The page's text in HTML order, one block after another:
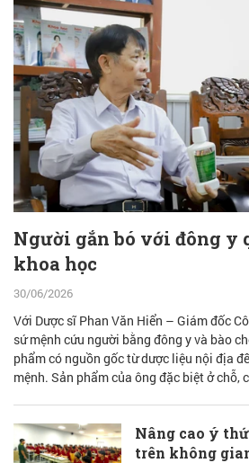
Người gắn bó với đông y
khoa học
30/06/2026
Với Dược sĩ Phan Văn Hiển – Giám đốc
sứ mệnh cứu người bằng đông y và bào
phẩm có nguồn gốc từ dược liệu nội địa
mệnh. Sản phẩm của ông đặc biệt ở chỗ,
Nâng cao ý
trên không